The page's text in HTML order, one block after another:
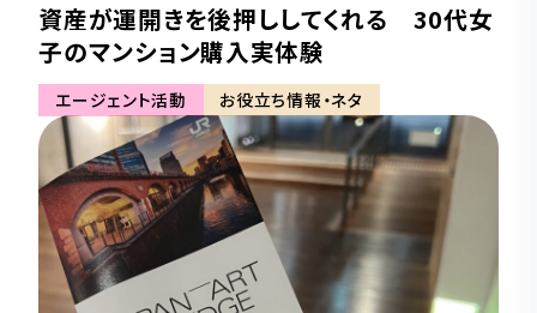
資産が運開きを後押ししてくれる 30代女
子のマンション購入実体験
エージェント活動 お役立ち情報・ネタ